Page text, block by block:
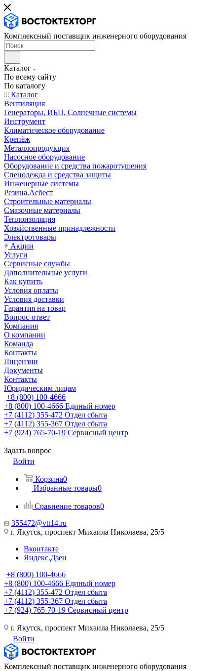
Комплексный поставщик инженерного оборудования
Каталог
По всему сайту
По каталогу
Каталог
Вентиляция
Генераторы, ИБП, Солнечные системы
Инструмент
Климатическое оборудование
Крепёж
Металлопродукция
Насосное оборудование
Оборудование и средства пожаротушения
Спецодежда и средства защиты
Инженерные системы
Резина.Асбест
Строительные материалы
Смазочные материалы
Теплоизоляция
Хозяйственные принадлежности
Электротовары
Акции
Услуги
Сервисные службы
Дополнительные услуги
Как купить
Условия оплаты
Условия доставки
Гарантия на товар
Вопрос-ответ
Компания
О компании
Команда
Контакты
Лицензии
Документы
Контакты
Юридическим лицам
+8 (800) 100-4666
+8 (800) 100-4666 Единый номер
+7 (4112) 355-472 Отдел сбыта
+7 (4112) 355-367 Отдел сбыта
+7 (924) 765-70-19 Сервисный центр
Задать вопрос
Войти
Корзина0
Избранные товары0
Сравнение товаров0
355472@vtt14.ru
г. Якутск, проспект Михаила Николаева, 25/5
Вконтакте
Яндекс.Дзен
+8 (800) 100-4666
+8 (800) 100-4666 Единый номер
+7 (4112) 355-472 Отдел сбыта
+7 (4112) 355-367 Отдел сбыта
+7 (924) 765-70-19 Сервисный центр
г. Якутск, проспект Михаила Николаева, 25/5
Войти
Комплексный поставщик инженерного оборудования